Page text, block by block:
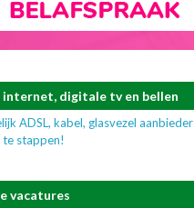
internet, digitale tv en bellen
ADSL, kabel, glasvezel
stappen!
vacatures